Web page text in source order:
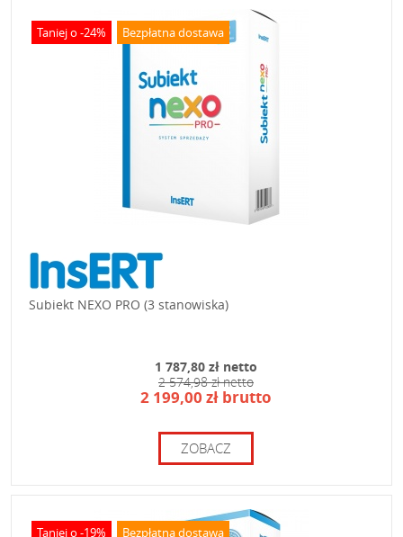
Taniej o -24% Bezpłatna dostawa
Subiekt NEXO PRO (3 stanowiska)
1 787,80 zł netto
2 574,98 zł netto
2 199,00 zł brutto
ZOBACZ
Taniej o -19% Bezpłatna dostawa